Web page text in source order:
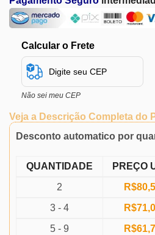
Calcular o Frete
Não sei meu CEP
Veja a Descrição Completa do
Desconto automatico por
QUANTIDADE PREÇO
2
R$
3 - 4
R$
5 - 9
R$